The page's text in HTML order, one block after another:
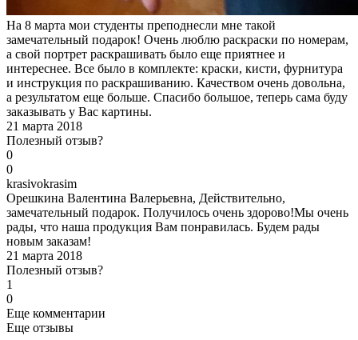
На 8 марта мои студенты преподнесли мне такой
замечательный подарок! Очень люблю раскраски по номерам,
а свой портрет раскрашивать было еще приятнее и
интереснее. Все было в комплекте: краски, кисти, фурнитура
и инструкция по раскрашиванию. Качеством очень довольна,
а результатом еще больше. Спасибо большое, теперь сама буду
заказывать у Вас картины.
21 марта 2018
Полезный отзыв?
0
0
krasivokrasim
Орешкина Валентина Валерьевна, Действительно,
замечательный подарок. Получилось очень здорово!Мы очень
рады, что наша продукция Вам понравилась. Будем рады
новым заказам!
21 марта 2018
Полезный отзыв?
1
0
Еще комментарии
Еще отзывы